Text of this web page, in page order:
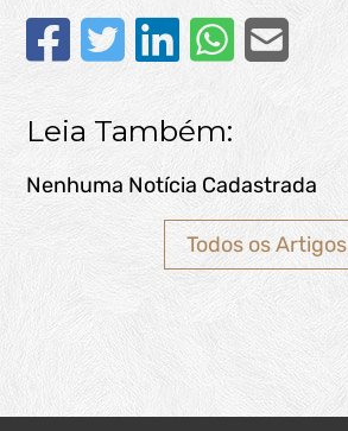
Leia Também:
Nenhuma Notícia Cadastrada
Todos os Artigos